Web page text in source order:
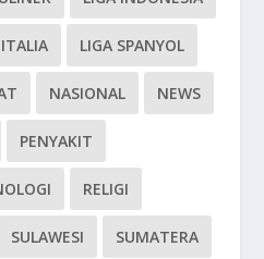
LIGA SPANYOL
NASIONAL NEWS
PENYAKIT
RELIGI
SULAWESI SUMATERA